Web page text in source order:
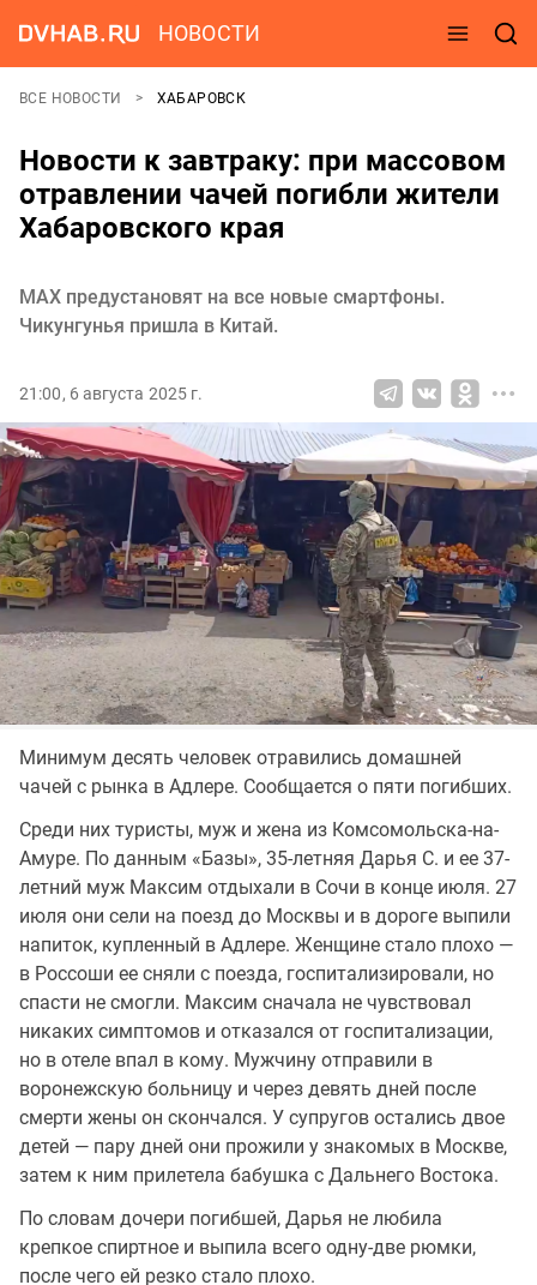
НОВОСТИ
ВСЕ НОВОСТИ ХАБАРОВСК
Новости к завтраку: при массовом
отравлении чачей погибли жители
Хабаровского края
MАХ предустановят на все новые смартфоны.
Чикунгунья пришла в Китай.
21:00, 6 августа 2025 г.
Минимум десять человек отравились домашней
чачей с рынка в Адлере. Сообщается о пяти погибших.
Среди них туристы, муж и жена из Комсомольска-на-
Амуре. По данным «Базы», 35-летняя Дарья С. и ее 37-
летний муж Максим отдыхали в Сочи в конце июля. 27
июля они сели на поезд до Москвы и в дороге выпили
напиток, купленный в Адлере. Женщине стало плохо —
в Россоши ее сняли с поезда, госпитализировали, но
спасти не смогли. Максим сначала не чувствовал
никаких симптомов и отказался от госпитализации,
но в отеле впал в кому. Мужчину отправили в
воронежскую больницу и через девять дней после
смерти жены он скончался. У супругов остались двое
детей — пару дней они прожили у знакомых в Москве,
затем к ним прилетела бабушка с Дальнего Востока.
По словам дочери погибшей, Дарья не любила
крепкое спиртное и выпила всего одну-две рюмки,
после чего ей резко стало плохо.